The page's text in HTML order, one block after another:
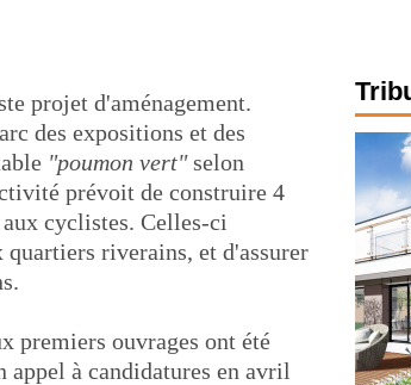
projet d'aménagement.
des expositions et des
"poumon vert"selon
prévoit de construire 4
cyclistes. Celles-ci
riverains, et d'assurer
premiers ouvrages ont été
à candidatures en avril